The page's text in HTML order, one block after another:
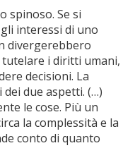
spinoso. Se si
interessi di uno
divergerebbero
i diritti umani,
decisioni. La
due aspetti. (…)
le cose. Più un
la complessità e la
conto di quanto